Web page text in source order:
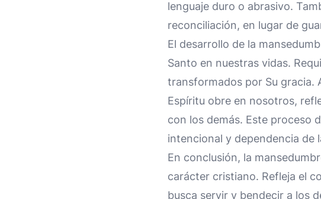
lenguaje duro o abrasivo.
reconciliación, en lugar de
El desarrollo de la
Santo en nuestras vidas.
transformados por Su gracia.
Espíritu obre en nosotros,
con los demás. Este proceso
intencional y dependencia de
En conclusión, la
carácter cristiano. Refleja el
busca servir y bendecir a los